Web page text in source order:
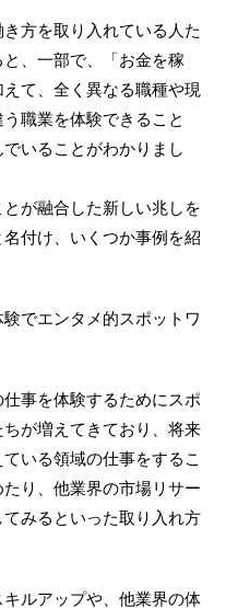
方を取り入れている人た
、一部で、「お金を稼
て、全く異なる職種や現
職業を体験できること
いることがわかりまし
が融合した新しい兆しを
名付け、いくつか事例を紹
でエンタメ的スポットワ
事を体験するためにスポ
が増えてきており、将来
いる領域の仕事をするこ
り、他業界の市場リサー
みるといった取り入れ方
ルアップや、他業界の体